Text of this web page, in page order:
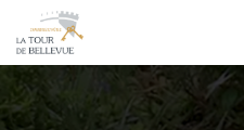
contenu
principal